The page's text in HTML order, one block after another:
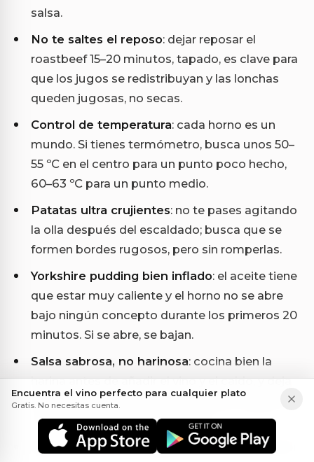
salsa.
No te saltes el reposo: dejar reposar el
roastbeef 15–20 minutos, tapado, es clave para
que los jugos se redistribuyan y las lonchas
queden jugosas, no secas.
Control de temperatura: cada horno es un
mundo. Si tienes termómetro, busca unos 50–
55 ºC en el centro para un punto poco hecho,
60–63 ºC para un punto medio.
Patatas ultra crujientes: no te pases agitando
la olla después del escaldado; busca que se
formen bordes rugosos, pero sin romperlas.
Yorkshire pudding bien inflado: el aceite tiene
que estar muy caliente y el horno no se abre
bajo ningún concepto durante los primeros 20
minutos. Si se abre, se bajan.
Salsa sabrosa, no harinosa: cocina bien la
harina antes de añadir el vino y el caldo, y deja
reducir hasta lograr una textura que nappe la
cuchara, sin llegar a ser un puré.
Ajusta el punto de sal pensando también en el
Encuentra el vino perfecto para cualquier plato
Gratis. No necesitas cuenta.